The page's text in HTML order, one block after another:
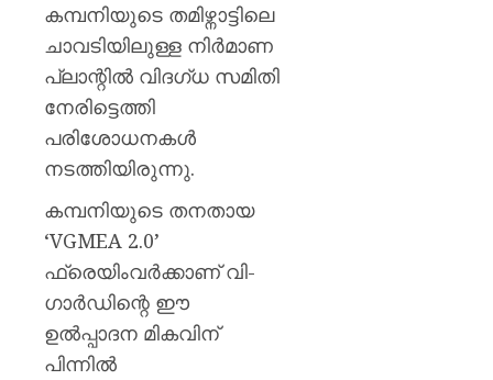
കമ്പനിയുടെ തമിഴ്നാട്ടിലെ
ചാവടിയിലുള്ള നിർമാണ
പ്ലാന്റിൽ വിദഗ്ധ സമിതി
നേരിട്ടെത്തി
പരിശോധനകൾ
നടത്തിയിരുന്നു.
കമ്പനിയുടെ തനതായ
‘VGMEA 2.0’
ഫ്രെയിംവർക്കാണ് വി-
ഗാർഡിന്റെ ഈ
ഉൽപ്പാദന മികവിന്
പിന്നിൽ